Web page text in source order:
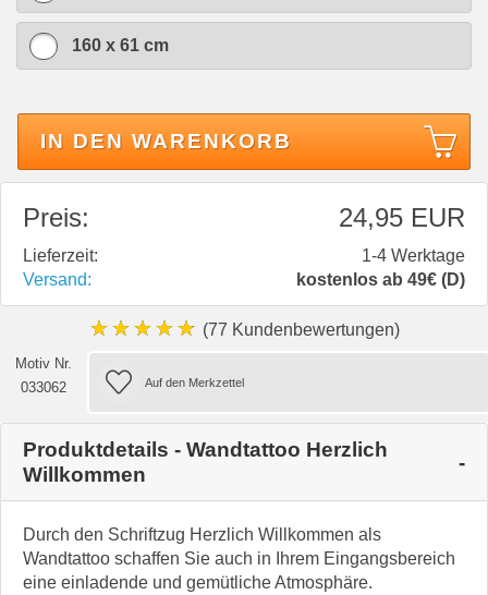
160 x 61 cm
IN DEN WARENKORB
Preis: 24,95 EUR
Lieferzeit:
1-4 Werktage
Versand:
kostenlos ab 49€ (D)
★★★★★ (77 Kundenbewertungen)
Motiv Nr.
033062
Produktdetails - Wandtattoo Herzlich
Willkommen
Durch den Schriftzug Herzlich Willkommen als
Wandtattoo schaffen Sie auch in Ihrem Eingangsbereich
eine einladende und gemütliche Atmosphäre.